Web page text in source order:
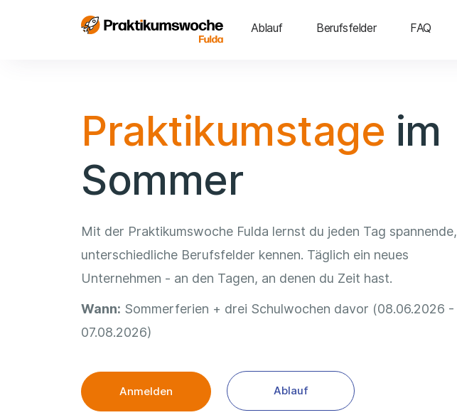
Ablauf Berufsfelder FAQ
Praktikumstage im
Sommer
Mit der Praktikumswoche Fulda lernst du jeden Tag spannende,
unterschiedliche Berufsfelder kennen. Täglich ein neues
Unternehmen - an den Tagen, an denen du Zeit hast.
Wann: Sommerferien + drei Schulwochen davor (08.06.2026 -
07.08.2026)
Anmelden Ablauf